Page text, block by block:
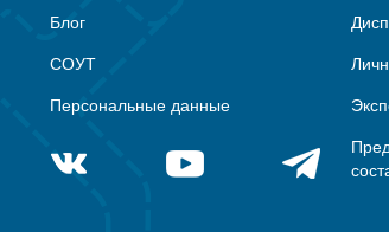
Блог
СОУТ
Персональные данные